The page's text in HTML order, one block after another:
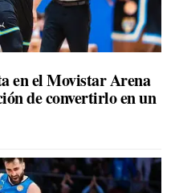
en el Movistar Arena
de convertirlo en un